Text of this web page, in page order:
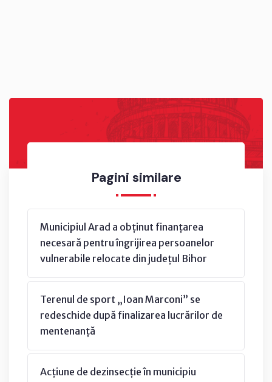
Pagini similare
Municipiul Arad a obținut finanțarea
necesară pentru îngrijirea persoanelor
vulnerabile relocate din județul Bihor
Terenul de sport „Ioan Marconi” se
redeschide după finalizarea lucrărilor de
mentenanță
Acțiune de dezinsecție în municipiu